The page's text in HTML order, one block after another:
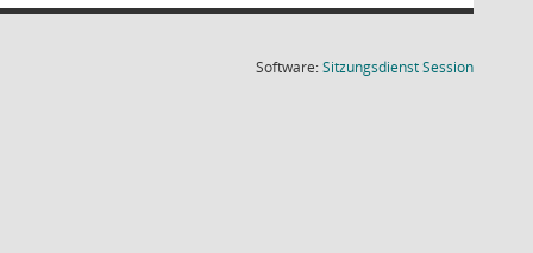
Software:SitzungsdienstSession(Wird in